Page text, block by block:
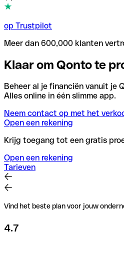
op Trustpilot
Meer dan 600,000 klanten
Klaar om Qonto te
Beheer al je financiën vanuit je
Alles online in één slimme app.
Neem contact op met het
Open een rekening
Krijg toegang tot een gratis
Open een rekening
Tarieven
Vind het beste plan voor jouw
4.7